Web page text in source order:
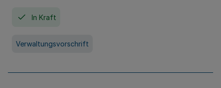
In Kraft
Verwaltungsvorschrift